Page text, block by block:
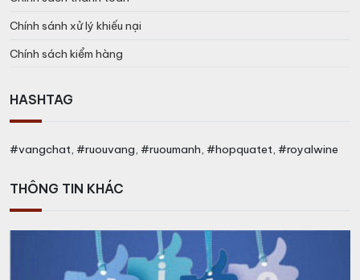
Chính sánh xử lý khiếu nại
Chính sách kiểm hàng
HASHTAG
#vangchat, #ruouvang, #ruoumanh, #hopquatet, #royalwine
THÔNG TIN KHÁC